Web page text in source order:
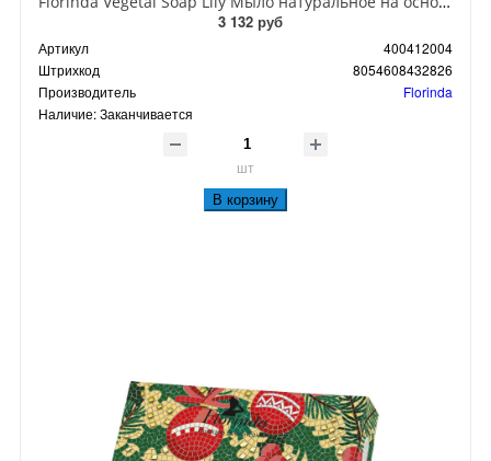
3 132 руб
Артикул
400412004
Штрихкод
8054608432826
Производитель
Florinda
Наличие:Заканчивается
шт
В корзину